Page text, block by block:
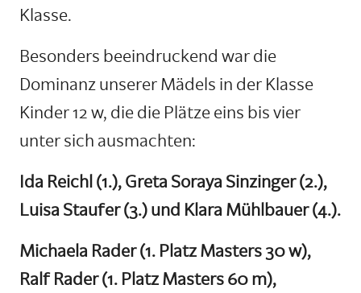
Klasse.
Besonders beeindruckend war die
Dominanz unserer Mädels in der Klasse
Kinder 12 w, die die Plätze eins bis vier
unter sich ausmachten:
Ida Reichl (1.), Greta Soraya Sinzinger (2.),
Luisa Staufer (3.) und Klara Mühlbauer (4.).
Michaela Rader (1. Platz Masters 30 w),
Ralf Rader (1. Platz Masters 60 m),